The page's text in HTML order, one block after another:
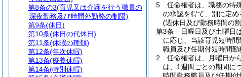
5
任命権者は、職務の特
の承認を得て、別に定め
(週休日及び勤務時間の
第3条
日曜日及び土曜日
に応じ、当該育児短時
職員及び任期付短時間
2
任命権者は、月曜日か
は、1週間ごとの期間に
第8条の3(育児又は介護を行う職員の
深夜勤務及び時間外勤務の制限)
第9条(休日)
第10条(休日の代休日)
第11条(休暇の種類)
第12条(年次休暇)
第13条(療養休暇)
第14条(特別休暇)